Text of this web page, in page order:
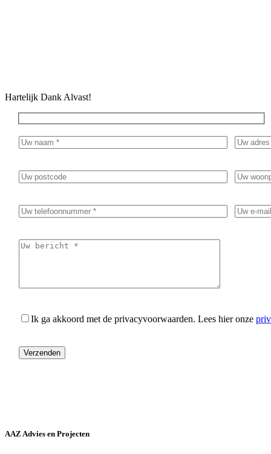
Hartelijk Dank Alvast!
Ik ga akkoord met de privacyvoorwaarden. Lees hier onze
AAZ Advies en Projecten